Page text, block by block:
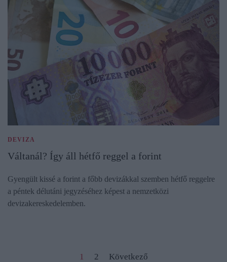
DEVIZA
Váltanál? Így áll hétfő reggel a forint
Gyengült kissé a forint a főbb devizákkal szemben hétfő reggelre
a péntek délutáni jegyzéséhez képest a nemzetközi
devizakereskedelemben.
1 2 Következő